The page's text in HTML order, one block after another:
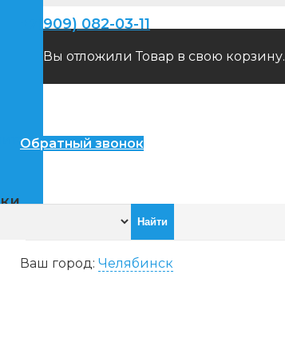
Вы отложили Товар в свою корзину.
+7(909) 082-03-11
Обратный звонок
Ваш город: Челябинск